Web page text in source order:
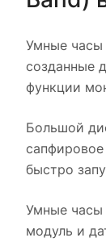
Умные часы
созданные
функции
Большой
быстро
Умные часы
модуль и